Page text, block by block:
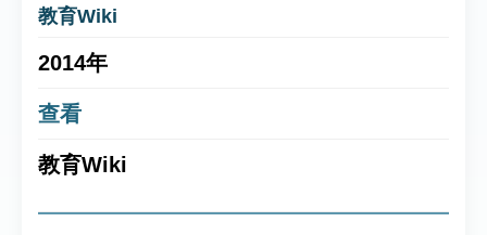
教育Wiki
2014年
查看
教育Wiki